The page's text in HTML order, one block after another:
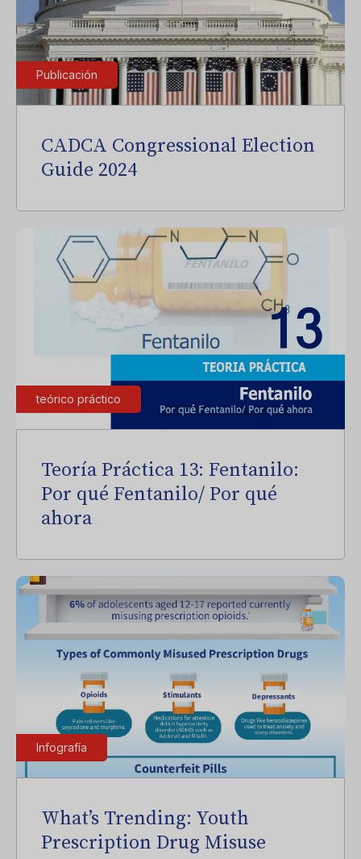
Publicación
CADCA Congressional Election
Guide 2024
teórico práctico
Teoría Práctica 13: Fentanilo:
Por qué Fentanilo/ Por qué
ahora
Infografía
What’s Trending: Youth
Prescription Drug Misuse